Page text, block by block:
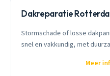
Dakreparatie
Stormschade of losse
snel en vakkundig, met
Meer